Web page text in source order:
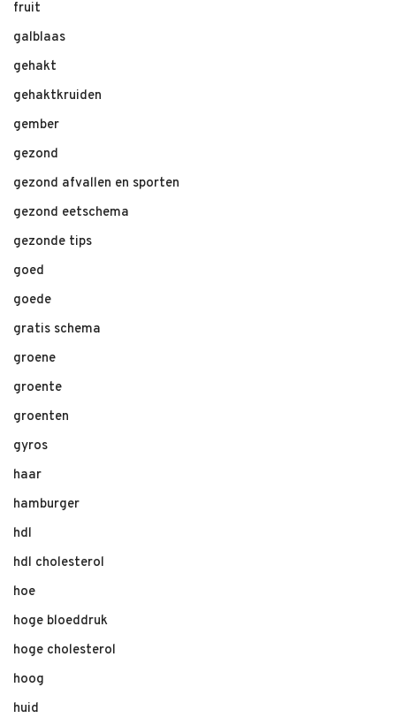
fruit
galblaas
gehakt
gehaktkruiden
gember
gezond
gezond afvallen en sporten
gezond eetschema
gezonde tips
goed
goede
gratis schema
groene
groente
groenten
gyros
haar
hamburger
hdl
hdl cholesterol
hoe
hoge bloeddruk
hoge cholesterol
hoog
huid